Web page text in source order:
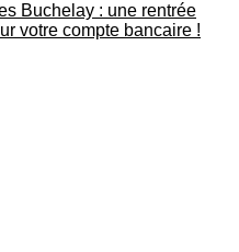
Buchelay : une rentrée
votre compte bancaire !